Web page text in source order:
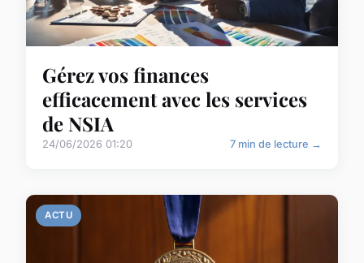
Gérez vos finances
efficacement avec les services
de NSIA
24/06/2026 01:20 7 min de lecture →
ACTU